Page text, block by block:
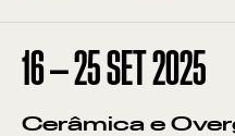
16—25SET 2025
Cerâmica e